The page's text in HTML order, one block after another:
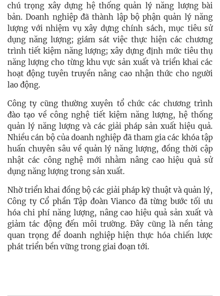
chú trọng xây dựng hệ thống quản lý năng lượng bài
bản. Doanh nghiệp đã thành lập bộ phận quản lý năng
lượng với nhiệm vụ xây dựng chính sách, mục tiêu sử
dụng năng lượng; giám sát việc thực hiện các chương
trình tiết kiệm năng lượng; xây dựng định mức tiêu thụ
năng lượng cho từng khu vực sản xuất và triển khai các
hoạt động tuyên truyền nâng cao nhận thức cho người
lao động.
Công ty cũng thường xuyên tổ chức các chương trình
đào tạo về công nghệ tiết kiệm năng lượng, hệ thống
quản lý năng lượng và các giải pháp sản xuất hiệu quả.
Nhiều cán bộ của doanh nghiệp đã tham gia các khóa tập
huấn chuyên sâu về quản lý năng lượng, đồng thời cập
nhật các công nghệ mới nhằm nâng cao hiệu quả sử
dụng năng lượng trong sản xuất.
Nhờ triển khai đồng bộ các giải pháp kỹ thuật và quản lý,
Công ty Cổ phần Tập đoàn Vianco đã từng bước tối ưu
hóa chi phí năng lượng, nâng cao hiệu quả sản xuất và
giảm tác động đến môi trường. Đây cũng là nền tảng
quan trọng để doanh nghiệp hiện thực hóa chiến lược
phát triển bền vững trong giai đoạn tới.